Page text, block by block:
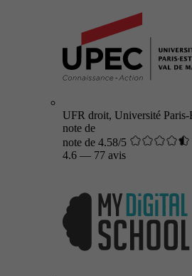
UFR droit, Université
note de
note de 4.58/5
4.6 — 77 avis